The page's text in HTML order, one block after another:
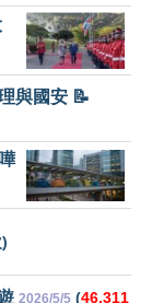
與國安 📝
2026/5/5 (46,311